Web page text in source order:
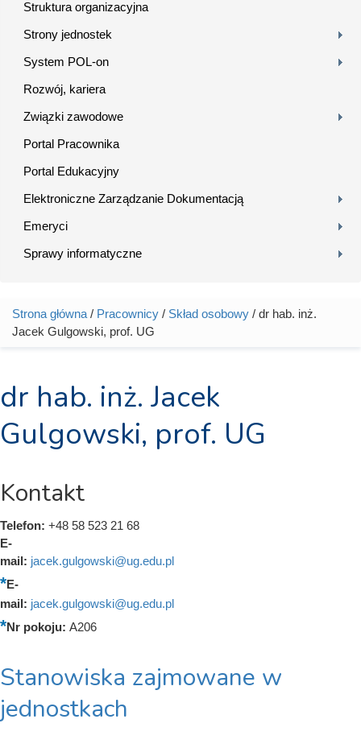
Struktura organizacyjna
Strony jednostek
System POL-on
Rozwój, kariera
Związki zawodowe
Portal Pracownika
Portal Edukacyjny
Elektroniczne Zarządzanie Dokumentacją
Emeryci
Sprawy informatyczne
Jesteś tutaj
Strona główna / Pracownicy / Skład osobowy / dr hab. inż.
Jacek Gulgowski, prof. UG
dr hab. inż. Jacek
Gulgowski, prof. UG
Kontakt
Telefon: +48 58 523 21 68
E-
mail: jacek.gulgowski@ug.edu.pl
E-
mail: jacek.gulgowski@ug.edu.pl
Nr pokoju: A206
Stanowiska zajmowane w
jednostkach